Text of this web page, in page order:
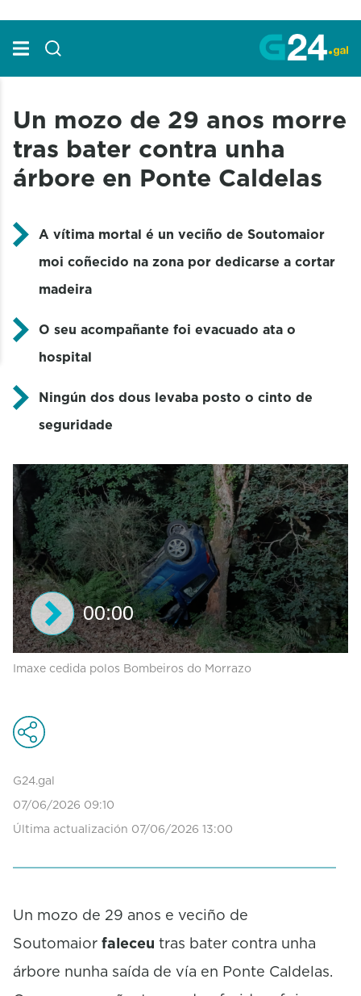
Un mozo de 29 anos morre
tras bater contra unha
árbore en Ponte Caldelas
A vítima mortal é un veciño de Soutomaior
moi coñecido na zona por dedicarse a cortar
madeira
O seu acompañante foi evacuado ata o
hospital
Ningún dos dous levaba posto o cinto de
seguridade
s
o
n
o
0
s
s
00:00
Imaxe cedida polos Bombeiros do Morrazo
G24.gal
07/06/2026 09:10
Última actualización 07/06/2026 13:00
Un mozo de 29 anos e veciño de
Soutomaior faleceu tras bater contra unha
árbore nunha saída de vía en Ponte Caldelas.